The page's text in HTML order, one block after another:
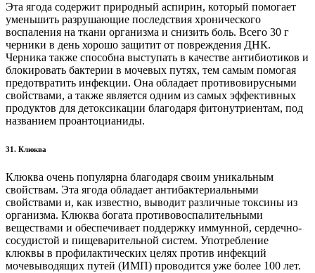
Эта ягода содержит природный аспирин, который помогает
уменьшить разрушающие последствия хронического
воспаления на ткани организма и снизить боль. Всего 30 г
черники в день хорошо защитит от повреждения ДНК.
Черника также способна выступать в качестве антибиотиков и
блокировать бактерии в мочевых путях, тем самым помогая
предотвратить инфекции. Она обладает противовирусными
свойствами, а также является одним из самых эффективных
продуктов для детоксикации благодаря фитонутриентам, под
названием проантоцианиды.
31. Клюква
Клюква очень популярна благодаря своим уникальным
свойствам. Эта ягода обладает антибактериальными
свойствами и, как известно, выводит различные токсины из
организма. Клюква богата противовоспалительными
веществами и обеспечивает поддержку иммунной, сердечно-
сосудистой и пищеварительной систем. Употребление
клюквы в профилактических целях против инфекций
мочевыводящих путей (ИМП) проводится уже более 100 лет.